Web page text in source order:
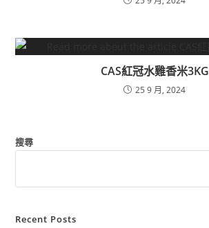
CAS紅冠水雞香米3KG
25 9 月, 2024
搜尋
Recent Posts